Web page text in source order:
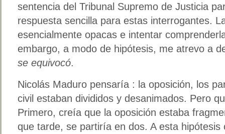
sentencia del Tribunal Supremo de Justicia
respuesta sencilla para estas interrogantes.
esencialmente opacas e intentar
embargo, a modo de hipótesis, me atrevo a
se equivocó.
Nicolás Maduro pensaría : la oposición, los
civil estaban divididos y desanimados. Pero
Primero, creía que la oposición estaba
que tarde, se partiría en dos. A esta hipótesis